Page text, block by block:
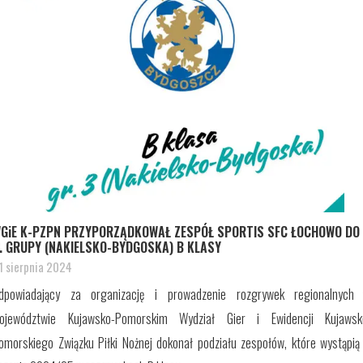
K-PZPN PRZYPORZĄDKOWAŁ ZESPÓŁ SPORTIS SFC ŁOCHOWO DO
GRUPY (NAKIELSKO-BYDGOSKA) B KLASY
sierpnia 2024
za organizację i prowadzenie rozgrywek
Kujawsko-Pomorskim Wydział Gier i Ewidencji
Związku Piłki Nożnej dokonał podziału zespołów, które